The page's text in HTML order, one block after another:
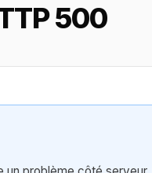
500